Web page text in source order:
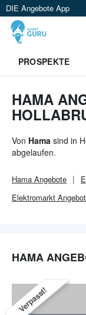
DIE Angebote App
PROSPEKTE
HAMA
Von Hama sind in
abgelaufen.
Hama Angebote
Elektromarkt
HAMA
Verpasst!